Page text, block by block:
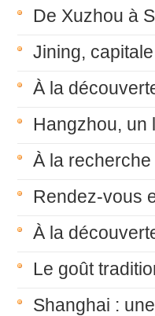
De Xuzhou à
Jining,
À la
Hangzhou, un
À la
Rendez-vous
À la
Le goût
Shanghai :